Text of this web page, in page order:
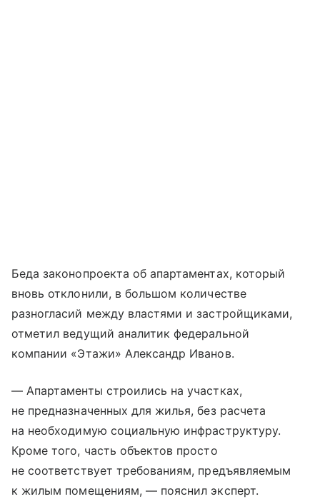
Беда законопроекта об апартаментах, который
вновь отклонили, в большом количестве
разногласий между властями и застройщиками,
отметил ведущий аналитик федеральной
компании «Этажи» Александр Иванов.
— Апартаменты строились на участках,
не предназначенных для жилья, без расчета
на необходимую социальную инфраструктуру.
Кроме того, часть объектов просто
не соответствует требованиям, предъявляемым
к жилым помещениям, — пояснил эксперт.